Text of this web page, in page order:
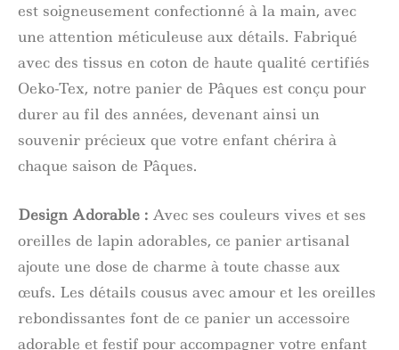
est soigneusement confectionné à la main, avec
une attention méticuleuse aux détails. Fabriqué
avec des tissus en coton de haute qualité certifiés
Oeko-Tex, notre panier de Pâques est conçu pour
durer au fil des années, devenant ainsi un
souvenir précieux que votre enfant chérira à
chaque saison de Pâques.
Design Adorable : Avec ses couleurs vives et ses
oreilles de lapin adorables, ce panier artisanal
ajoute une dose de charme à toute chasse aux
œufs. Les détails cousus avec amour et les oreilles
rebondissantes font de ce panier un accessoire
adorable et festif pour accompagner votre enfant